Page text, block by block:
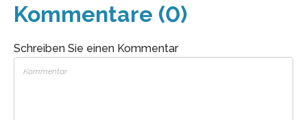
Kommentare (0)
Schreiben Sie einen Kommentar